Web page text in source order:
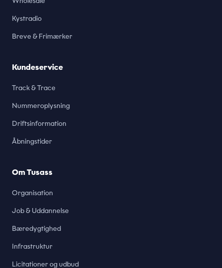
Kystradio
Breve & Frimærker
Kundeservice
Track & Trace
Nummeroplysning
Driftsinformation
Åbningstider
Om Tusass
Organisation
Job & Uddannelse
Bæredygtighed
Infrastruktur
Licitationer og udbud